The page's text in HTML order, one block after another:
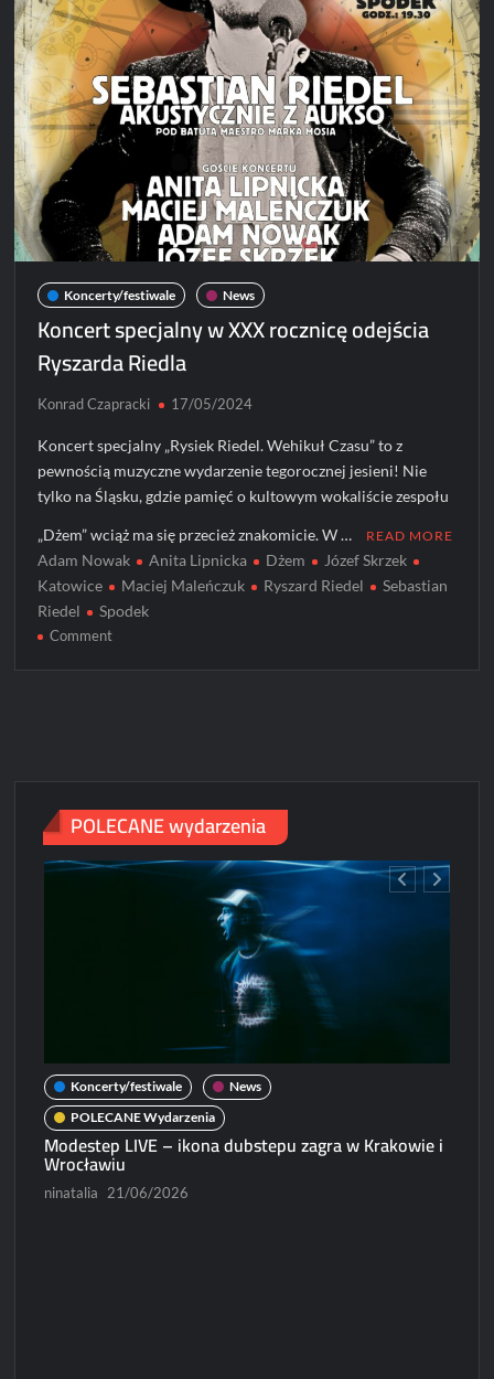
Moriar”
Koncerty/festiwale News
Koncert specjalny w XXX rocznicę odejścia
Ryszarda Riedla
Konrad Czapracki 17/05/2024
Koncert specjalny „Rysiek Riedel. Wehikuł Czasu” to z
pewnością muzyczne wydarzenie tegorocznej jesieni! Nie
tylko na Śląsku, gdzie pamięć o kultowym wokaliście zespołu
„Dżem” wciąż ma się przecież znakomicie. W … READ MORE
Adam Nowak Anita Lipnicka Dżem
Józef Skrzek
Katowice
Maciej Maleńczuk Ryszard Riedel
Sebastian
Riedel
Spodek
Commenton
Riedla
POLECANE wydarzenia
Koncerty/festiwale
News
POLECANE Wydarzenia
Modestep LIVE – ikona dubstepu zagra w Krakowie i
Wrocławiu
ninatalia 21/06/2026